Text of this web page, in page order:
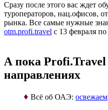
Сразу после этого вас ждет
туроператоров, нац.офисов,
рынка. Все самые нужные
otm.profi.travel с 13 февраля по
А пока Profi.Travel
направлениях
♦ Всё об ОАЭ: освежаем